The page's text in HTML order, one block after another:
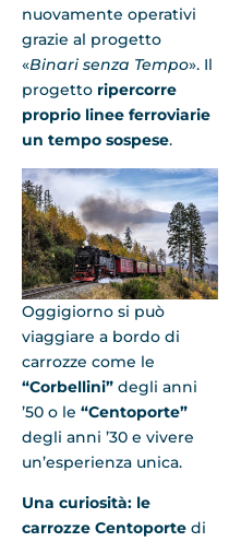
nuovamente operativi
grazie al progetto
«Binari senza Tempo». Il
progetto ripercorre
proprio linee ferroviarie
un tempo sospese.
Oggigiorno si può
viaggiare a bordo di
carrozze come le
“Corbellini” degli anni
’50 o le “Centoporte”
degli anni ’30 e vivere
un’esperienza unica.
Una curiosità: le
carrozze Centoporte di